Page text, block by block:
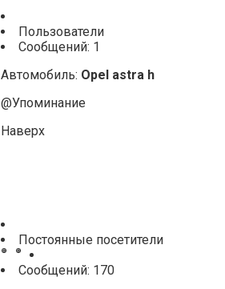
Пользователи
Cообщений: 1
Автомобиль: Opel astra h
@Упоминание
Наверх
Постоянные посетители
Cообщений: 170